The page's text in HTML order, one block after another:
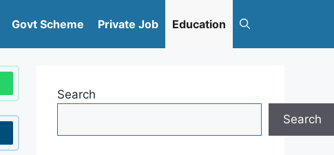
Govt Scheme Private Job Education
Search
Search